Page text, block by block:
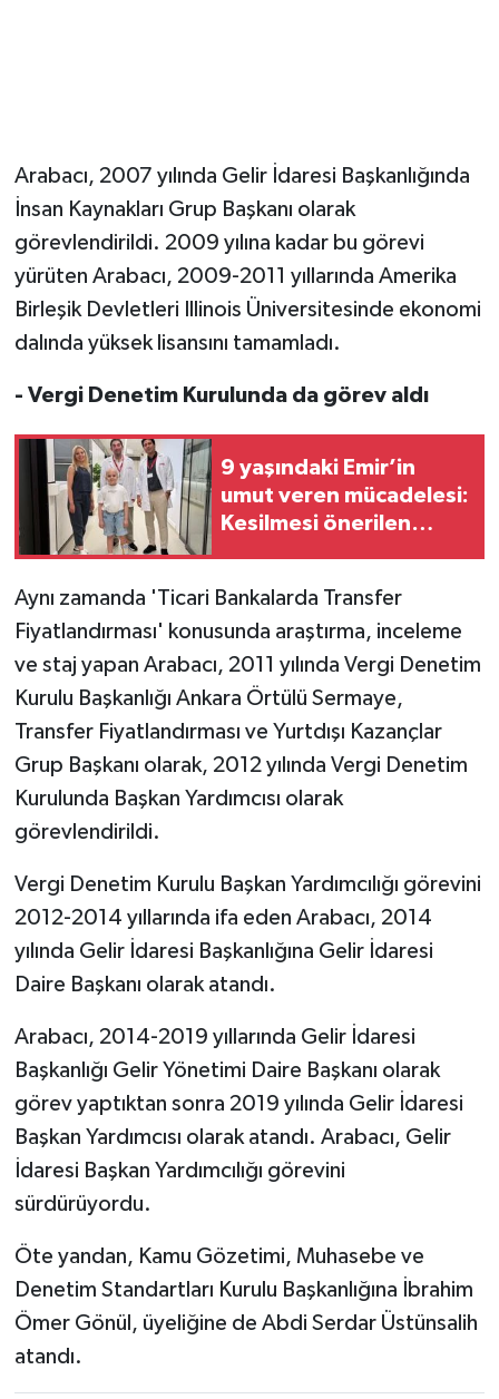
Arabacı, 2007 yılında Gelir İdaresi Başkanlığında
İnsan Kaynakları Grup Başkanı olarak
görevlendirildi. 2009 yılına kadar bu görevi
yürüten Arabacı, 2009-2011 yıllarında Amerika
Birleşik Devletleri Illinois Üniversitesinde ekonomi
dalında yüksek lisansını tamamladı.
- Vergi Denetim Kurulunda da görev aldı
9 yaşındaki Emir’in
umut veren mücadelesi:
Kesilmesi önerilen
Aynı zamanda 'Ticari Bankalarda Transfer
Fiyatlandırması' konusunda araştırma, inceleme
ve staj yapan Arabacı, 2011 yılında Vergi Denetim
Kurulu Başkanlığı Ankara Örtülü Sermaye,
Transfer Fiyatlandırması ve Yurtdışı Kazançlar
Grup Başkanı olarak, 2012 yılında Vergi Denetim
Kurulunda Başkan Yardımcısı olarak
görevlendirildi.
Vergi Denetim Kurulu Başkan Yardımcılığı görevini
2012-2014 yıllarında ifa eden Arabacı, 2014
yılında Gelir İdaresi Başkanlığına Gelir İdaresi
Daire Başkanı olarak atandı.
Arabacı, 2014-2019 yıllarında Gelir İdaresi
Başkanlığı Gelir Yönetimi Daire Başkanı olarak
görev yaptıktan sonra 2019 yılında Gelir İdaresi
Başkan Yardımcısı olarak atandı. Arabacı, Gelir
İdaresi Başkan Yardımcılığı görevini
sürdürüyordu.
Öte yandan, Kamu Gözetimi, Muhasebe ve
Denetim Standartları Kurulu Başkanlığına İbrahim
Ömer Gönül, üyeliğine de Abdi Serdar Üstünsalih
atandı.